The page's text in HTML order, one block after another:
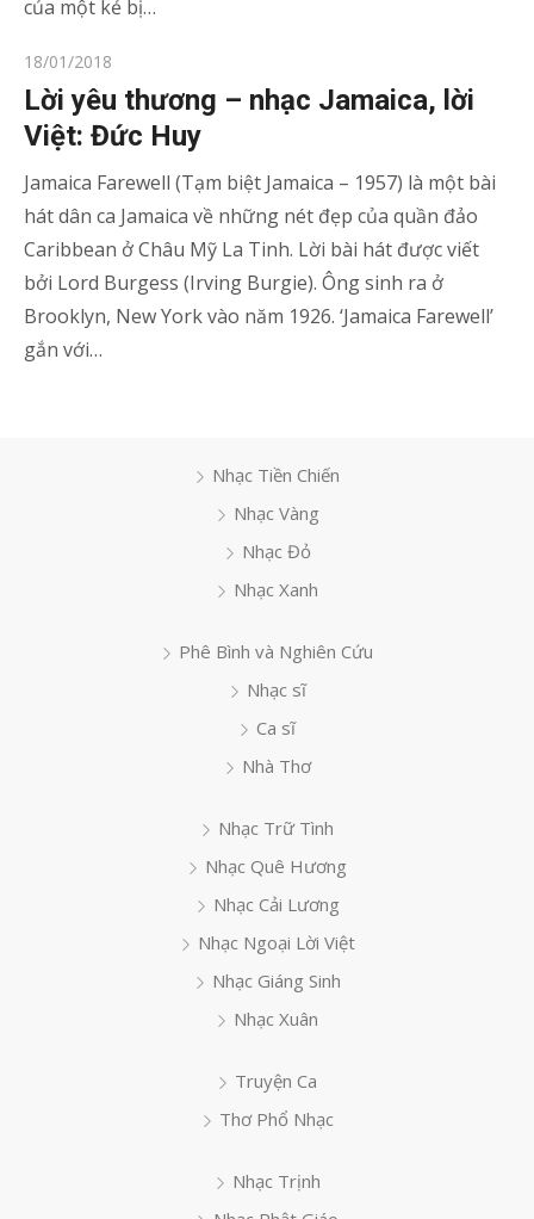
của một kẻ bị…
Posted
on
18/01/2018
Lời yêu thương – nhạc Jamaica, lời
Việt: Đức Huy
Jamaica Farewell (Tạm biệt Jamaica – 1957) là một bài
hát dân ca Jamaica về những nét đẹp của quần đảo
Caribbean ở Châu Mỹ La Tinh. Lời bài hát được viết
bởi Lord Burgess (Irving Burgie). Ông sinh ra ở
Brooklyn, New York vào năm 1926. ‘Jamaica Farewell’
gắn với…
Nhạc Tiền Chiến
Nhạc Vàng
Nhạc Đỏ
Nhạc Xanh
Phê Bình và Nghiên Cứu
Nhạc sĩ
Ca sĩ
Nhà Thơ
Nhạc Trữ Tình
Nhạc Quê Hương
Nhạc Cải Lương
Nhạc Ngoại Lời Việt
Nhạc Giáng Sinh
Nhạc Xuân
Truyện Ca
Thơ Phổ Nhạc
Nhạc Trịnh